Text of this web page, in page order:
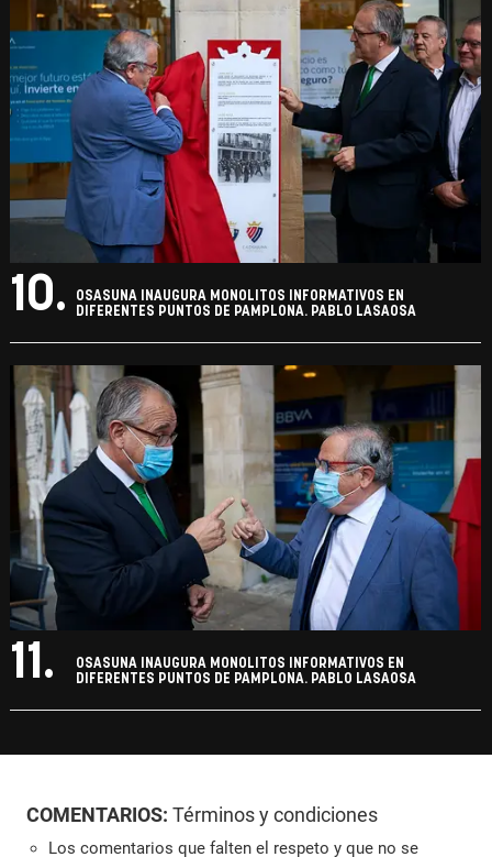
10.
OSASUNA INAUGURA MONOLITOS INFORMATIVOS EN
DIFERENTES PUNTOS DE PAMPLONA. PABLO LASAOSA
11.
OSASUNA INAUGURA MONOLITOS INFORMATIVOS EN
DIFERENTES PUNTOS DE PAMPLONA. PABLO LASAOSA
COMENTARIOS: Términos y condiciones
Los comentarios que falten el respeto y que no se